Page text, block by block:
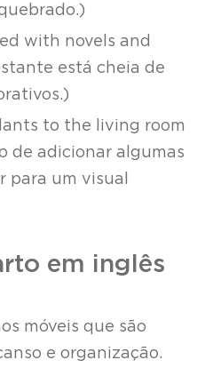
with novels and
está cheia de
to the living room
de adicionar algumas
para um visual
em inglês
móveis que são
e organização.